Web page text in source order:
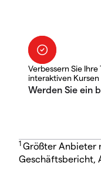
Verbessern Sie
interaktiven Kursen
1 Größter Anbieter
Geschäftsbericht,